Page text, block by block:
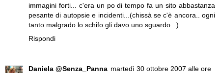
immagini forti... c'era un po di tempo fa un sito abbastanza
pesante di autopsie e incidenti...(chissà se c'è ancora.. ogni
tanto malgrado lo schifo gli davo uno sguardo...)
Rispondi
Daniela @Senza_Panna martedì 30 ottobre 2007 alle ore